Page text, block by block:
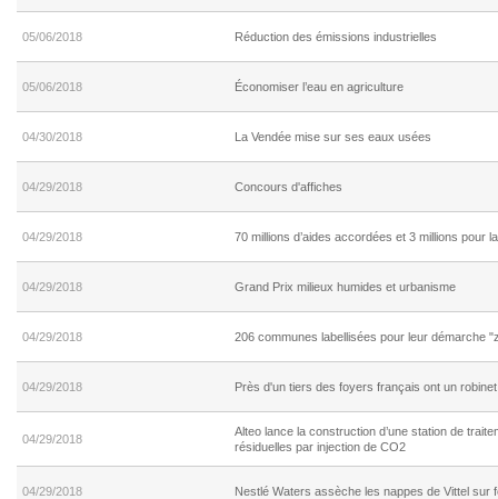
05/06/2018 Réduction des émissions industrielles
05/06/2018 Économiser l’eau en agriculture
04/30/2018 La Vendée mise sur ses eaux usées
04/29/2018 Concours d'affiches
04/29/2018 70 millions d’aides accordées et 3 millions pour
04/29/2018 Grand Prix milieux humides et urbanisme
04/29/2018 206 communes labellisées pour leur démarche
04/29/2018 Près d'un tiers des foyers français ont un
04/29/2018
Alteo lance la construction d’une station de
résiduelles par injection de CO2
04/29/2018 Nestlé Waters assèche les nappes de Vittel sur